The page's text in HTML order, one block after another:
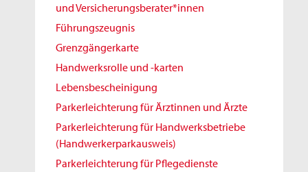
und Versicherungsberater*innen
Führungszeugnis
Grenzgängerkarte
Handwerksrolle und -karten
Lebensbescheinigung
Parkerleichterung für Ärztinnen und Ärzte
Parkerleichterung für Handwerksbetriebe
(Handwerkerparkausweis)
Parkerleichterung für Pflegedienste